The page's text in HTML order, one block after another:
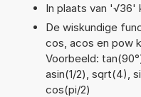
In plaats van '√36'
De wiskundige
cos, acos en pow
Voorbeeld:
asin(1/2), sqrt(4),
cos(pi/2)